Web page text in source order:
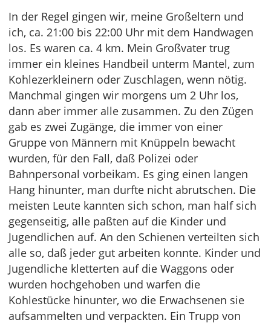
In der Regel gingen wir, meine Großeltern und
ich, ca. 21:00 bis 22:00 Uhr mit dem Handwagen
los. Es waren ca. 4 km. Mein Großvater trug
immer ein kleines Handbeil unterm Mantel, zum
Kohlezerkleinern oder Zuschlagen, wenn nötig.
Manchmal gingen wir morgens um 2 Uhr los,
dann aber immer alle zusammen. Zu den Zügen
gab es zwei Zugänge, die immer von einer
Gruppe von Männern mit Knüppeln bewacht
wurden, für den Fall, daß Polizei oder
Bahnpersonal vorbeikam. Es ging einen langen
Hang hinunter, man durfte nicht abrutschen. Die
meisten Leute kannten sich schon, man half sich
gegenseitig, alle paßten auf die Kinder und
Jugendlichen auf. An den Schienen verteilten sich
alle so, daß jeder gut arbeiten konnte. Kinder und
Jugendliche kletterten auf die Waggons oder
wurden hochgehoben und warfen die
Kohlestücke hinunter, wo die Erwachsenen sie
aufsammelten und verpackten. Ein Trupp von